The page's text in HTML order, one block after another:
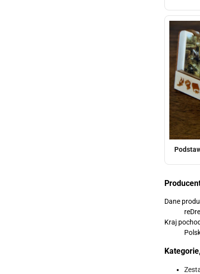
Dane
Kraj